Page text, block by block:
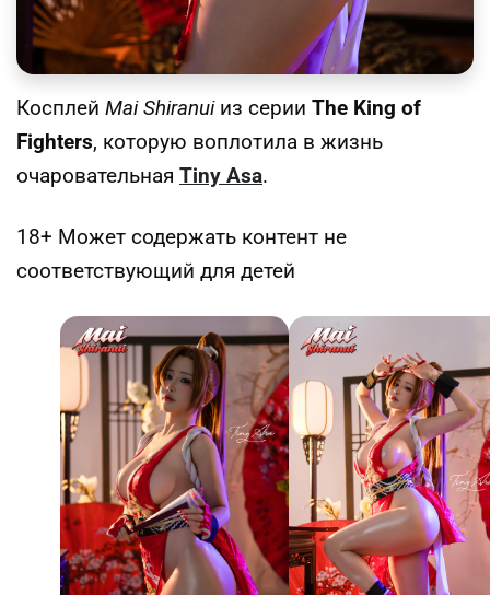
Косплей Mai Shiranuiиз серии The King of
Fighters, которую воплотила в жизнь
очаровательная Tiny Asa.
18+ Может содержать контент не
соответствующий для детей